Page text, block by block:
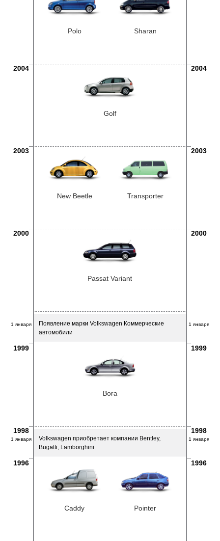
Polo Sharan
2004 2004
Golf
2003 2003
New Beetle Transporter
2000 2000
Passat Variant
1 января 1 января
Появление марки Volkswagen Коммерческие
автомобили
1999 1999
Bora
1998 1998
1 января 1 января
Volkswagen приобретает компании Bentley,
Bugatti, Lamborghini
1996 1996
Caddy Pointer